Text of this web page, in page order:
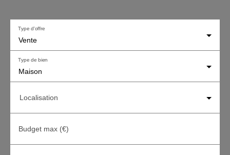
Vente
Type d'offre
Maison
Type de bien
Localisation
Budget max (€)